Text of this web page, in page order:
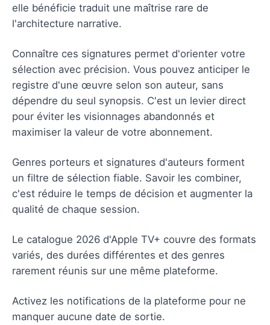
elle bénéficie traduit une maîtrise rare de
l'architecture narrative.
Connaître ces signatures permet d'orienter votre
sélection avec précision. Vous pouvez anticiper le
registre d'une œuvre selon son auteur, sans
dépendre du seul synopsis. C'est un levier direct
pour éviter les visionnages abandonnés et
maximiser la valeur de votre abonnement.
Genres porteurs et signatures d'auteurs forment
un filtre de sélection fiable. Savoir les combiner,
c'est réduire le temps de décision et augmenter la
qualité de chaque session.
Le catalogue 2026 d'Apple TV+ couvre des formats
variés, des durées différentes et des genres
rarement réunis sur une même plateforme.
Activez les notifications de la plateforme pour ne
manquer aucune date de sortie.